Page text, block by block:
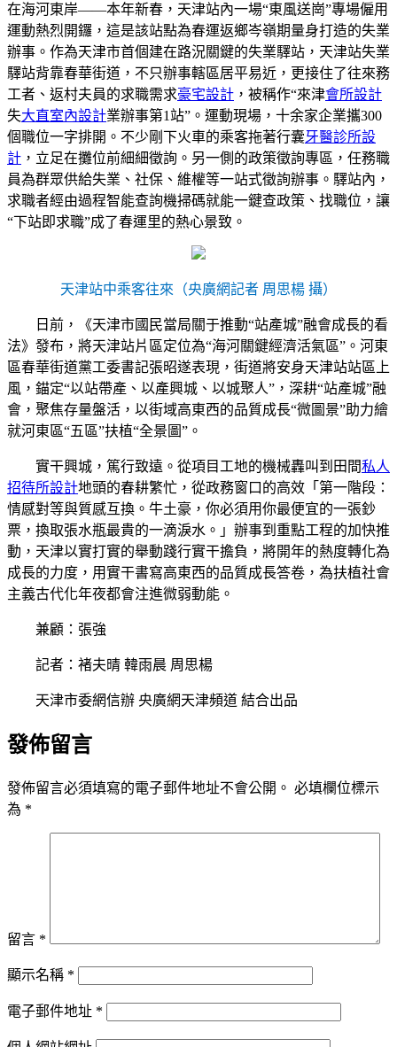
在海河東岸——本年新春，天津站內一場“東風送崗”專場僱用
運動熱烈開鑼，這是該站點為春運返鄉岑嶺期量身打造的失業
辦事。作為天津市首個建在路況關鍵的失業驛站，天津站失業
驛站背靠春華街道，不只辦事轄區居平易近，更接住了往來務
工者、返村夫員的求職需求豪宅設計 ，被稱作“來津會所設計
失大直室內設計業辦事第1站”。運動現場，十余家企業攜300
個職位一字排開。不少剛下火車的乘客拖著行囊牙醫診所設
計 ，立足在攤位前細細徵詢。另一側的政策徵詢專區，任務職
員為群眾供給失業、社保、維權等一站式徵詢辦事。驛站內，
求職者經由過程智能查詢機掃碼就能一鍵查政策、找職位，讓
“下站即求職”成了春運里的熱心景致。
天津站中乘客往來（央廣網記者 周思楊 攝）
日前，《天津市國民當局關于推動“站產城”融會成長的看
法》發布，將天津站片區定位為“海河關鍵經濟活氣區”。河東
區春華街道黨工委書記張昭遂表現，街道將安身天津站站區上
風，錨定“以站帶產、以產興城、以城聚人”，深耕“站產城”融
會，聚焦存量盤活，以街域高東西的品質成長“微圖景”助力繪
就河東區“五區”扶植“全景圖”。
實干興城，篤行致遠。從項目工地的機械轟叫到田間私人
招待所設計地頭的春耕繁忙，從政務窗口的高效「第一階段：
情感對等與質感互換。牛土豪，你必須用你最便宜的一張鈔
票，換取張水瓶最貴的一滴淚水。」辦事到重點工程的加快推
動，天津以實打實的舉動踐行實干擔負，將開年的熱度轉化為
成長的力度，用實干書寫高東西的品質成長答卷，為扶植社會
主義古代化年夜都會注進微弱動能。
兼顧：張強
記者：褚夫晴 韓雨晨 周思楊
天津市委網信辦 央廣網天津頻道 結合出品
發佈留言
發佈留言必須填寫的電子郵件地址不會公開。 必填欄位標示
為 *
留言 *
顯示名稱 *
電子郵件地址 *